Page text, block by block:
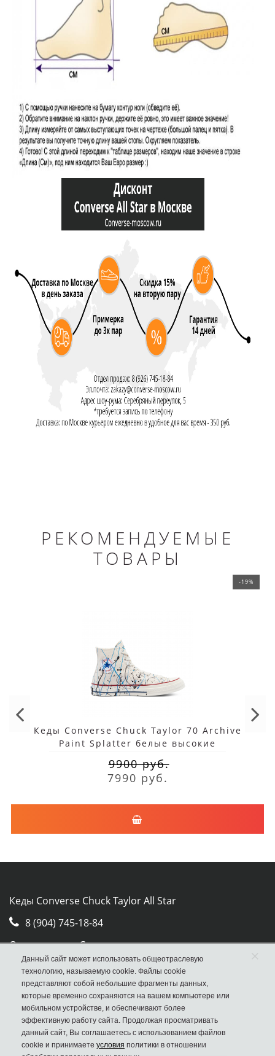
РЕКОМЕНДУЕМЫЕ
ТОВАРЫ
-19%
Кеды Converse Chuck Taylor 70 Archive
Paint Splatter белые высокие
9900 руб.
7990 руб.
Кеды Converse Chuck Taylor All Star
8 (904) 745-18-84
Отдел продаж Converse
Москва, ул. Авиамоторная, д.50, стр. 2, оф. 30
Данный сайт может использовать общеотраслевую
технологию, называемую cookie. Файлы cookie
представляют собой небольшие фрагменты данных,
которые временно сохраняются на вашем компьютере или
мобильном устройстве, и обеспечивают более
эффективную работу сайта. Продолжая просматривать
данный сайт, Вы соглашаетесь с использованием файлов
cookie и принимаете условия политики в отношении
×